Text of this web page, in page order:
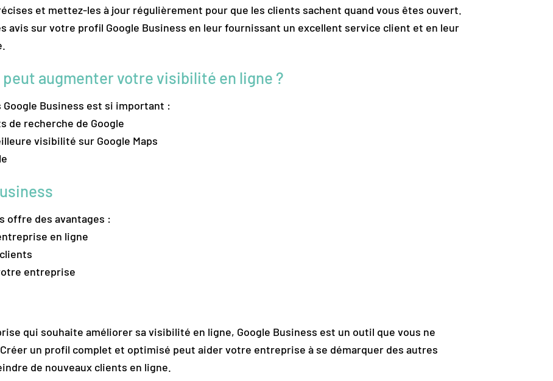
et mettez-les à jour régulièrement pour que les clients sachent quand vous êtes ouvert.
avis sur votre profil Google Business en leur fournissant un excellent service client et en leur
peut augmenter votre visibilité en ligne ?
Business est si important :
de recherche de Google
visibilité sur Google Maps
offre des avantages :
en ligne
entreprise
qui souhaite améliorer sa visibilité en ligne, Google Business est un outil que vous ne
un profil complet et optimisé peut aider votre entreprise à se démarquer des autres
de nouveaux clients en ligne.